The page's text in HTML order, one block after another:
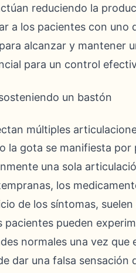
reduciendo la
a los pacientes con uno
alcanzar y mantener
para un control
múltiples
la gota se manifiesta
una sola
los
de los síntomas,
pacientes pueden
normales una vez
dar una falsa sensación